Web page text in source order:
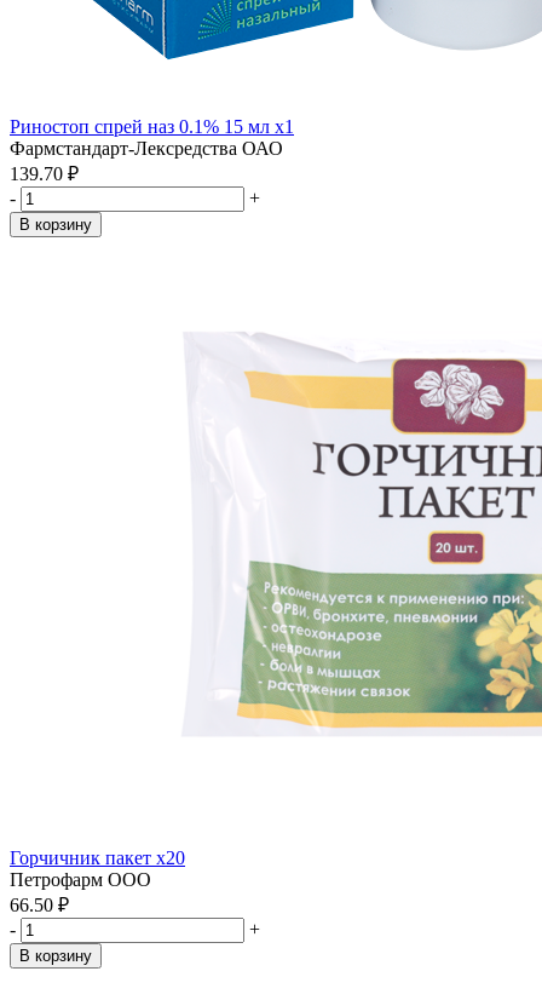
Риностоп спрей наз 0.1% 15 мл x1
Фармстандарт-Лексредства ОАО
139.70 ₽
-
+
В корзину
Горчичник пакет x20
Петрофарм ООО
66.50 ₽
-
+
В корзину